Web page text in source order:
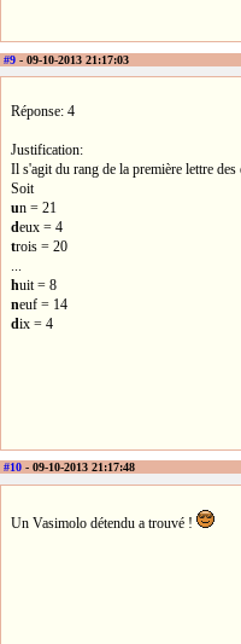
#9 - 09-10-2013 21:17:03
Réponse: 4
Justification:
Il s'agit du rang de la première lettre
Soit
un = 21
deux = 4
trois = 20
...
huit = 8
neuf = 14
dix = 4
#10 - 09-10-2013 21:17:48
Un Vasimolo détendu a trouvé !